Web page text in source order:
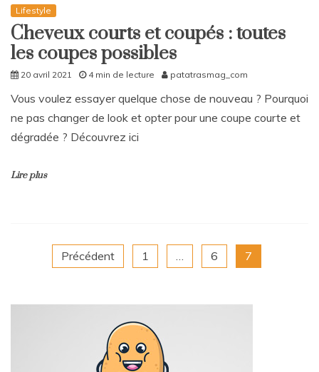
Lifestyle
Cheveux courts et coupés : toutes
les coupes possibles
20 avril 2021 4 min de lecture patatrasmag_com
Vous voulez essayer quelque chose de nouveau ? Pourquoi
ne pas changer de look et opter pour une coupe courte et
dégradée ? Découvrez ici
Lire plus
Pagination
des
publications
Précédent 1 6 7